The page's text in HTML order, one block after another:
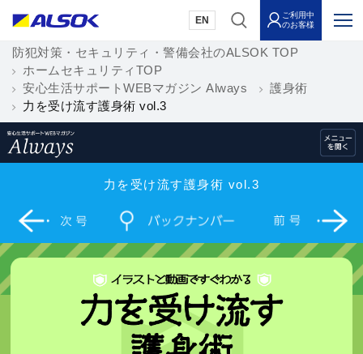
EN
ご利用中
のお客様
防犯対策・セキュリティ・警備会社のALSOK TOP
ホームセキュリティTOP
安心生活サポートWEBマガジン Always
護身術
力を受け流す護身術 vol.3
力を受け流す護身術 vol.3